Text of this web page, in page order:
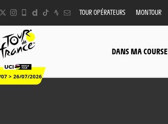
TOUR OPÉRATEURS MONTOUR
> 26/07/2026
DANS MA COURSE